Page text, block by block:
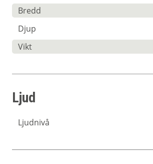
Bredd
Djup
Vikt
Ljud
Ljudnivå